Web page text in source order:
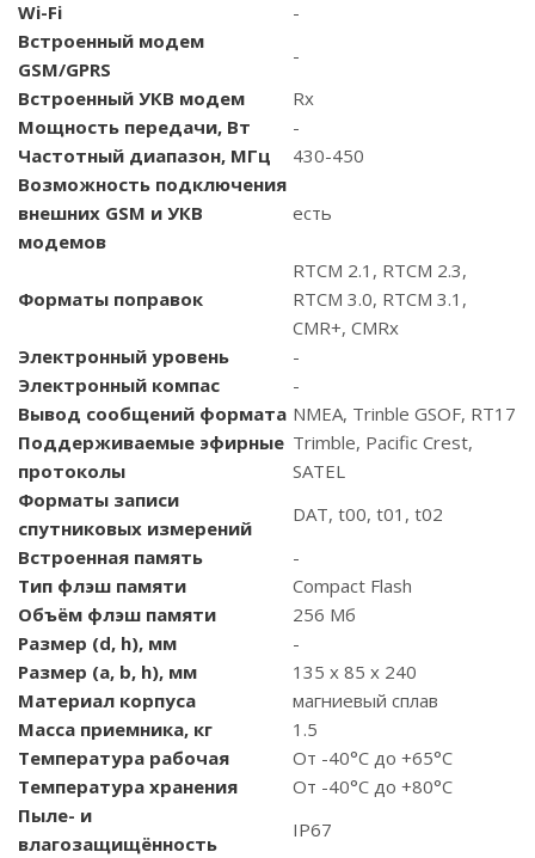
Wi-Fi
-
Встроенный модем
GSM/GPRS
-
Встроенный УКВ модем
Rx
Мощность передачи, Вт
-
Частотный диапазон, МГц
430-450
Возможность подключения
внешних GSM и УКВ
модемов
есть
Форматы поправок
RTCM 2.1, RTCM 2.3,
RTCM 3.0, RTCM 3.1,
CMR+, CMRx
Электронный уровень
-
Электронный компас
-
Вывод сообщений формата NMEA, Trinble GSOF, RT17
Поддерживаемые эфирные
протоколы
Trimble, Pacific Crest,
SATEL
Форматы записи
спутниковых измерений
DAT, t00, t01, t02
Встроенная память
-
Тип флэш памяти
Compact Flash
Объём флэш памяти
256 Мб
Размер (d, h), мм
-
Размер (a, b, h), мм
135 х 85 х 240
Материал корпуса
магниевый сплав
Масса приемника, кг
1.5
Температура рабочая
От -40°C до +65°C
Температура хранения
От -40°C до +80°C
Пыле- и
влагозащищённость
IP67